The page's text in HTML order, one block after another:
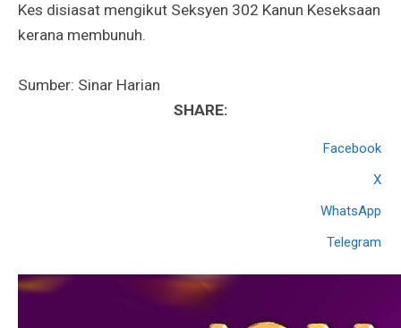
Kes disiasat mengikut Seksyen 302 Kanun Keseksaan
kerana membunuh.
Sumber: Sinar Harian
SHARE:
Facebook
X
WhatsApp
Telegram